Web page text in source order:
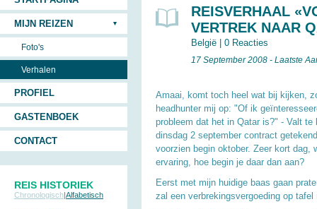
REISVERHAAL
VERTREK NAAR
België 0 Reacties
17 September 2008 - Laatste
Amaai, komt toch heel wat bij kijken,
headhunter mij op: "Of ik
probleem dat het in Qatar is?" - Valt
dinsdag 2 september contract
voorzien begin oktober. Zeer kort dag,
ervaring, hoe begin je daar dan aan?
Eerst met mijn huidige baas gaan
zal een verbrekingsvergoeding op
MIJN REIZEN
Foto's
Verhalen
PROFIEL
GASTENBOEK
CONTACT
REIS HISTORIEK
Chronologisch|Alfabetisch